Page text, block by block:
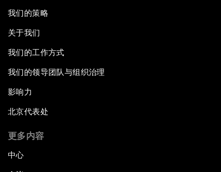
我们的策略
关于我们
我们的工作方式
我们的领导团队与组织治理
影响力
北京代表处
更多内容
中心